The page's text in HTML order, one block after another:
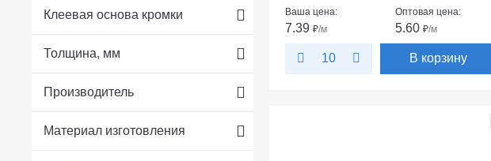
Клеевая основа кромки
Толщина, мм
Производитель
Материал изготовления
Ваша цена:
7.39 ₽/м
Оптовая цена:
5.60 ₽/м
10 В корзину